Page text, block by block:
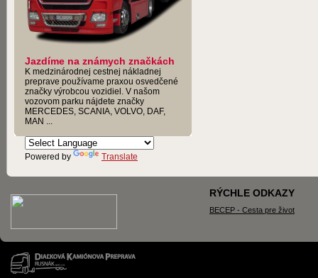
Jazdíme na známych značkách
K medzinárodnej cestnej nákladnej
preprave používame praxou osvedčené
značky výrobcou vozidiel. V našom
vozovom parku nájdete značky
MERCEDES, SCANIA, VOLVO, DAF,
MAN ...
Powered by Translate
RÝCHLE ODKAZY
BECEP - Cesta pre život